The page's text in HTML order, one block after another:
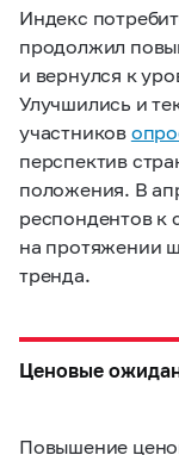
Индекс
продолжил
и вернулся к
Улучшились и
участников
перспектив
положения. В
респондентов к
на протяжении
тренда.
Ценовые
Повышение